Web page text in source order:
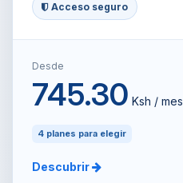
Acceso seguro
Desde
745.30 Ksh / mes
4 planes para elegir
Descubrir